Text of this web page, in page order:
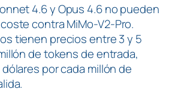
4.6 y Opus 4.6 no pueden
contra MiMo-V2-Pro.
tienen precios entre 3 y 5
de tokens de entrada,
dólares por cada millón de